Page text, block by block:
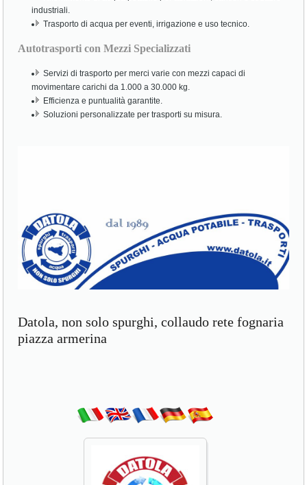
industriali.
Trasporto di acqua per eventi, irrigazione e uso tecnico.
Autotrasporti con Mezzi Specializzati
Servizi di trasporto per merci varie con mezzi capaci di
movimentare carichi da 1.000 a 30.000 kg.
Efficienza e puntualità garantite.
Soluzioni personalizzate per trasporti su misura.
Datola, non solo spurghi, collaudo rete fognaria
piazza armerina